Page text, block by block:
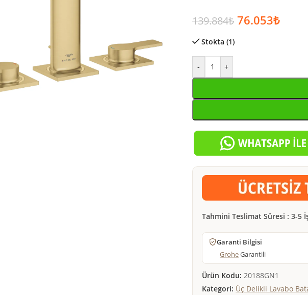
139.884₺ 76.053₺
Stokta (1)
- +
Tahmini Teslimat Süresi : 3-5
Garanti Bilgisi
GroheGarantili
Ürün Kodu: 20188GN1
Kategori: Üç Delikli Lavabo